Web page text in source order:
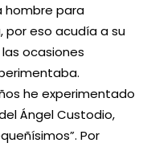
hombre para
por eso acudía a su
ocasiones
he experimentado
Ángel Custodio,
Por